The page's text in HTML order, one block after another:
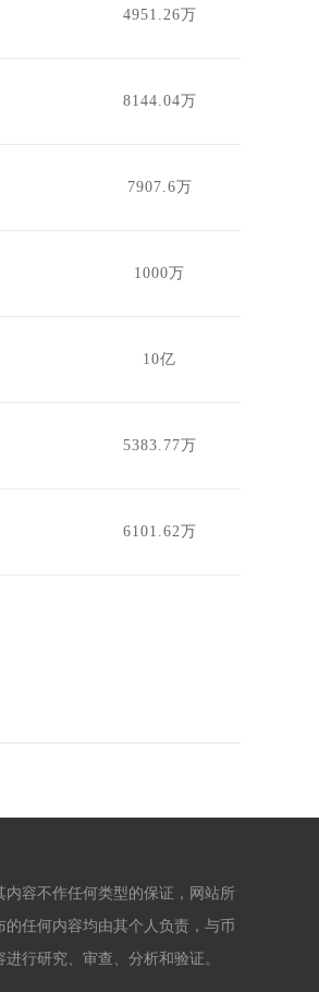
4951.26万
8144.04万
7907.6万
1000万
10亿
5383.77万
6101.62万
容不作任何类型的保证，网站所
任何内容均由其个人负责，与币
行研究、审查、分析和验证。